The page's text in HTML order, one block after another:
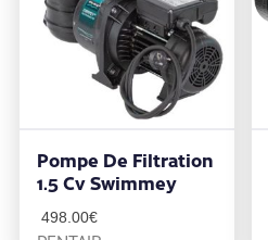
Pompe De Filtration
1.5 Cv Swimmey
498.00€